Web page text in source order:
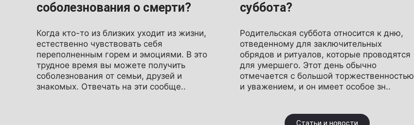
соболезнования о смерти?
Когда кто-то из близких уходит из жизни,
естественно чувствовать себя
переполненным горем и эмоциями. В это
трудное время вы можете получить
соболезнования от семьи, друзей и
знакомых. Отвечать на эти сообще..
суббота?
Родительская суббота относится к дню,
отведенному для заключительных
обрядов и ритуалов, которые проводятся
для умершего. Этот день обычно
отмечается с большой торжественностью
и уважением, и он имеет особое зн..
Статьи и новости